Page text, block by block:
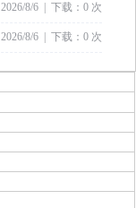
2026/8/6 | 下载：0 次
2026/8/6 | 下载：0 次